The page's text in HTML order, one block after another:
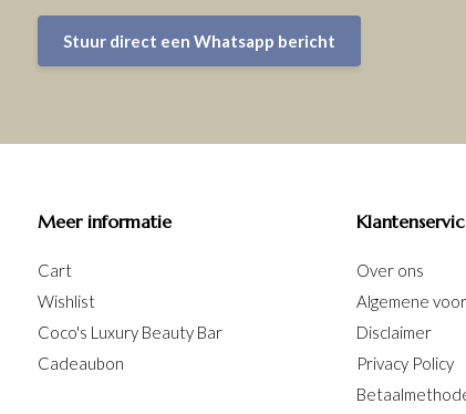
Stuur direct een Whatsapp bericht
Meer informatie
Cart
Wishlist
Coco's Luxury Beauty Bar
Cadeaubon
Over ons
Algemene
Disclaimer
Privacy Policy